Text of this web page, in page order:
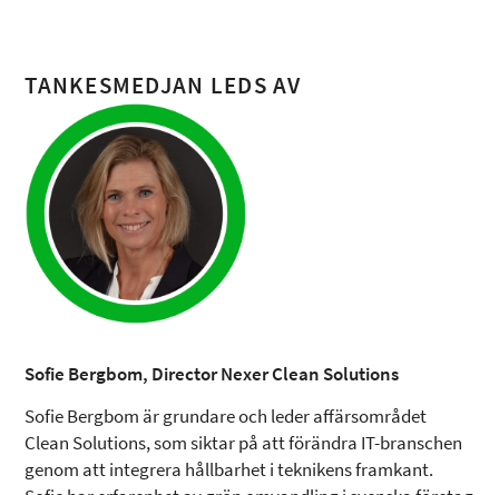
TANKESMEDJAN LEDS AV
Sofie Bergbom, Director Nexer Clean Solutions
Sofie Bergbom är grundare och leder affärsområdet
Clean Solutions, som siktar på att förändra IT-branschen
genom att integrera hållbarhet i teknikens framkant.